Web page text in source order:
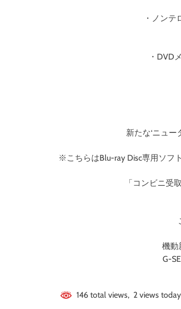
・ノンテ
・DVD
新たな‘ニュー
※こちらはBlu-ray Disc専用ソフ
「コンビニ受
機動
G-
146 total views, 2 views today